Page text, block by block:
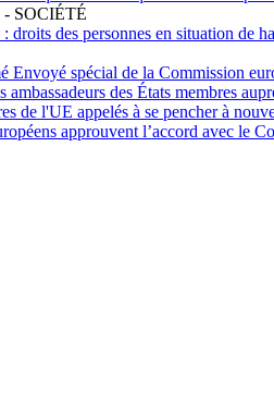
SOCIÉTÉ
: droits des personnes en situation de
Envoyé spécial de la Commission
ambassadeurs des États membres
de l'UE appelés à se pencher à
approuvent l’accord avec le